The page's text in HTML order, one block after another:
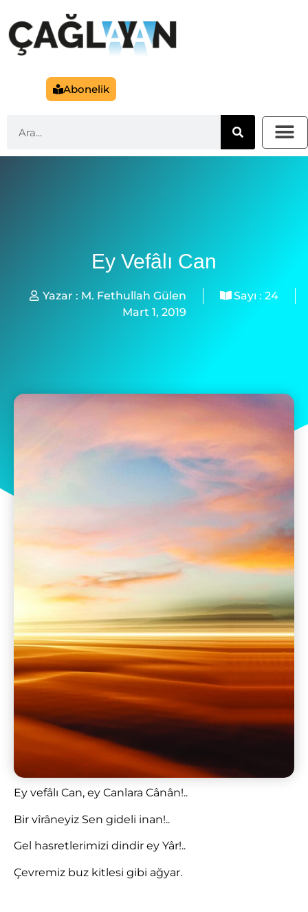
Abonelik
Ey Vefâlı Can
Yazar : M. Fethullah Gülen Sayı : 24
Mart 1, 2019
Ey vefâlı Can, ey Canlara Cânân!..
Bir vîrâneyiz Sen gideli inan!..
Gel hasretlerimizi dindir ey Yâr!..
Çevremiz buz kitlesi gibi ağyar.